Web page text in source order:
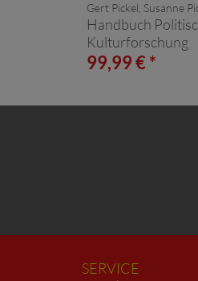
Gert Pickel, Susanne
Handbuch
Kulturforschung
99,99 € *
SERVICE